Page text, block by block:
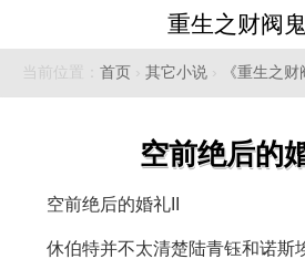
重生之财阀
当前位置： 首页 › 其它小说 › 《重生之财
空前绝后的
空前绝后的婚礼II
休伯特并不太清楚陆青钰和诺斯